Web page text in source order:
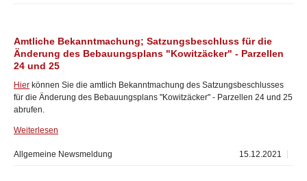
Amtliche Bekanntmachung; Satzungsbeschluss für die
Änderung des Bebauungsplans "Kowitzäcker" - Parzellen
24 und 25
Hier können Sie die amtlich Bekanntmachung des Satzungsbeschlusses
für die Änderung des Bebauungsplans "Kowitzäcker" - Parzellen 24 und 25
abrufen.
Weiterlesen
15.12.2021
Allgemeine Newsmeldung